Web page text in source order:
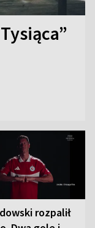
rozpalił